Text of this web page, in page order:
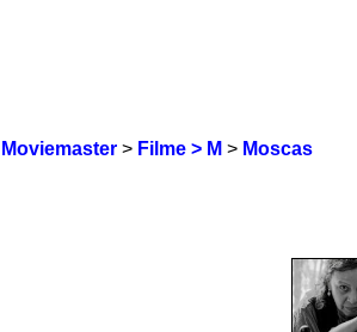
Moviemaster> Filme > M > Moscas